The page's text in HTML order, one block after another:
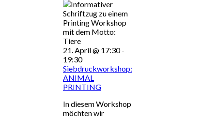
21. April @ 17:30-
19:30
Siebdruckworkshop:
ANIMAL
PRINTING
In diesem Workshop
möchten wir